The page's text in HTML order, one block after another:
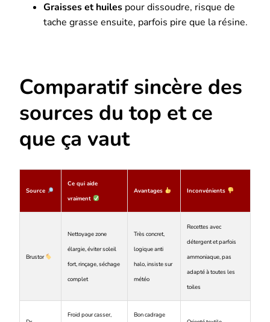
Graisses et huiles pour dissoudre, risque de
tache grasse ensuite, parfois pire que la résine.
Comparatif sincère des
sources du top et ce
que ça vaut
Source
Ce qui aide
vraiment
Avantages Inconvénients
Brustor
Nettoyage zone
élargie, éviter soleil
fort, rinçage, séchage
complet
Très concret,
logique anti
halo, insiste sur
météo
Recettes avec
détergent et parfois
ammoniaque, pas
adapté à toutes les
toiles
Froid pour casser,
Bon cadrage